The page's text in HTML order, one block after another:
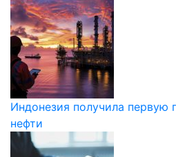
Индонезия получила первую
нефти